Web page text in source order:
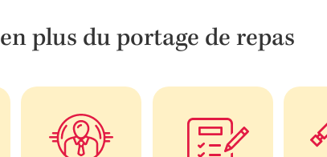
en plus du portage de repas